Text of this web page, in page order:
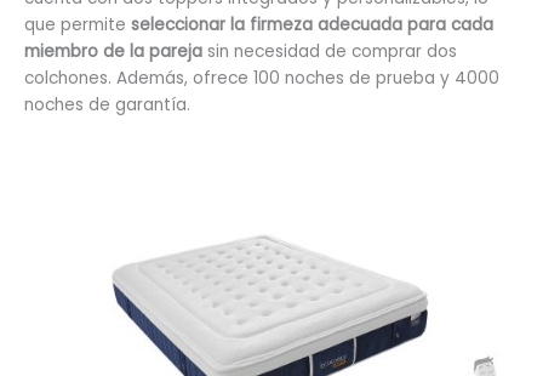
que permite seleccionar la firmeza adecuada para cada
miembro de la pareja sin necesidad de comprar dos
colchones. Además, ofrece 100 noches de prueba y 4000
noches de garantía.